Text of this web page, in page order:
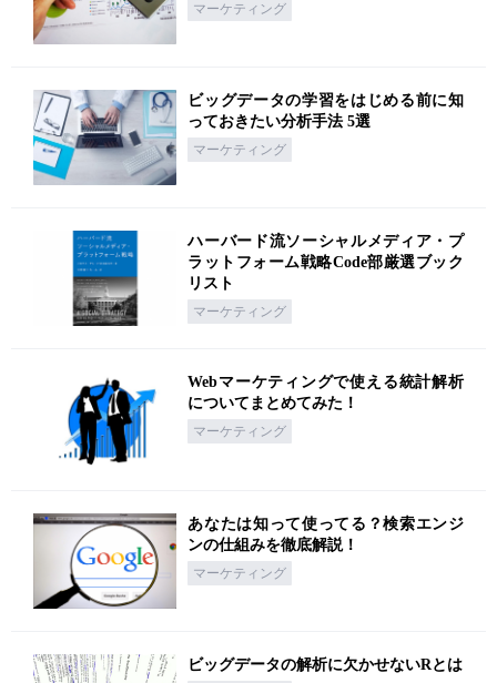
マーケティング
ビッグデータの学習をはじめる前に知
っておきたい分析手法 5選
マーケティング
ハーバード流ソーシャルメディア・プ
ラットフォーム戦略Code部厳選ブック
リスト
マーケティング
Webマーケティングで使える統計解析
についてまとめてみた！
マーケティング
あなたは知って使ってる？検索エンジ
ンの仕組みを徹底解説！
マーケティング
ビッグデータの解析に欠かせないRとは